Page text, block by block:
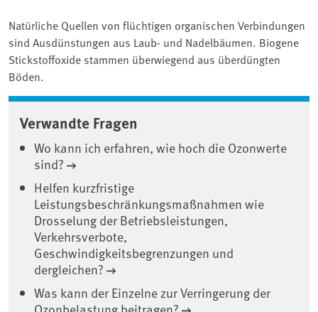
Natürliche Quellen von flüchtigen organischen Verbindungen
sind Ausdünstungen aus Laub- und Nadelbäumen. Biogene
Stickstoffoxide stammen überwiegend aus überdüngten
Böden.
Verwandte Fragen
Wo kann ich erfahren, wie hoch die Ozonwerte
sind?
Helfen kurzfristige
Leistungsbeschränkungsmaßnahmen wie
Drosselung der Betriebsleistungen,
Verkehrsverbote,
Geschwindigkeitsbegrenzungen und
dergleichen?
Was kann der Einzelne zur Verringerung der